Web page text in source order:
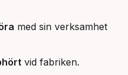
med sin verksamhet
vid fabriken.